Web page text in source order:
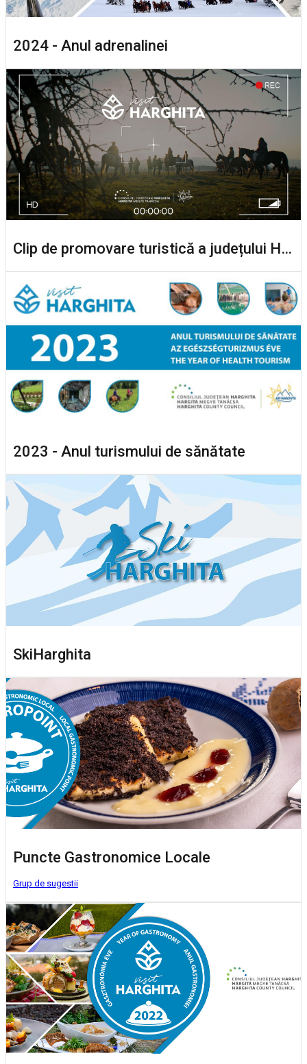
2024 - Anul adrenalinei
Clip de promovare turistică a județului Harghita 2023
2023 - Anul turismului de sănătate
SkiHarghita
Puncte Gastronomice Locale
Grup de sugestii